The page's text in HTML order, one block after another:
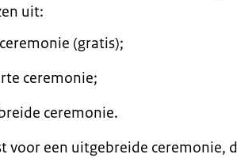
uit:
(gratis);
ceremonie;
ceremonie.
voor een uitgebreide ceremonie,